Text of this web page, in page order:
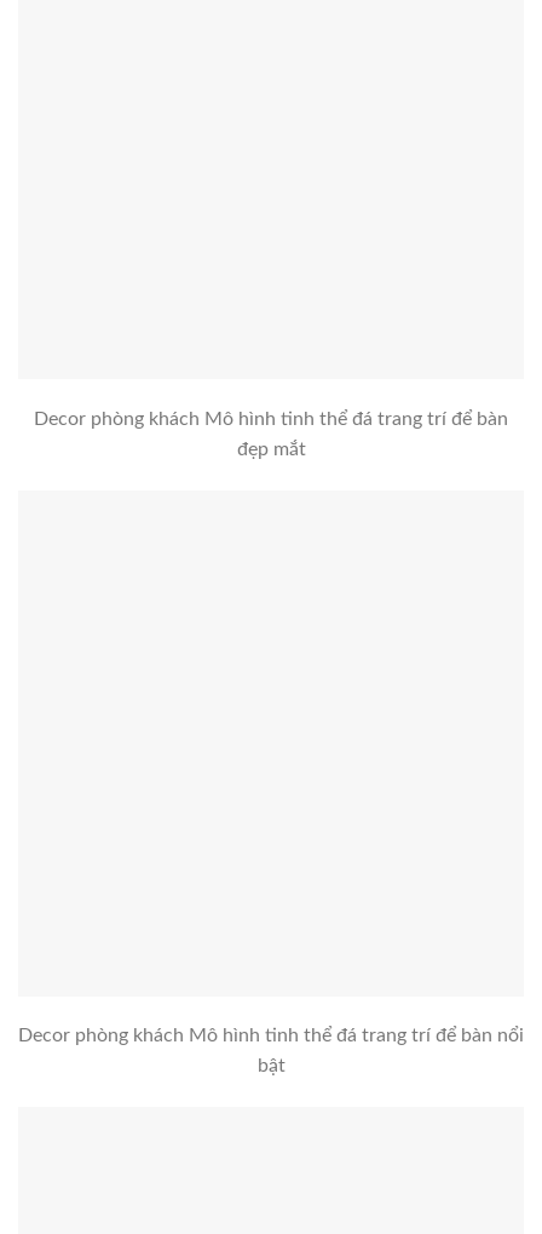
Decor phòng khách Mô hình tinh thể đá trang trí để bàn
đẹp mắt
Decor phòng khách Mô hình tinh thể đá trang trí để bàn nổi
bật